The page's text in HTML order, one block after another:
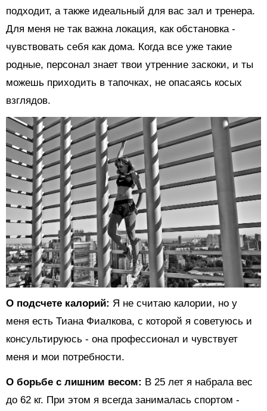
подходит, а также идеальный для вас зал и тренера.
Для меня не так важна локация, как обстановка -
чувствовать себя как дома. Когда все уже такие
родные, персонал знает твои утренние заскоки, и ты
можешь приходить в тапочках, не опасаясь косых
взглядов.
О подсчете калорий: Я не считаю калории, но у
меня есть Тиана Фиалкова, с которой я советуюсь и
консультируюсь - она профессионал и чувствует
меня и мои потребности.
О борьбе с лишним весом: В 25 лет я набрала вес
до 62 кг. При этом я всегда занималась спортом -